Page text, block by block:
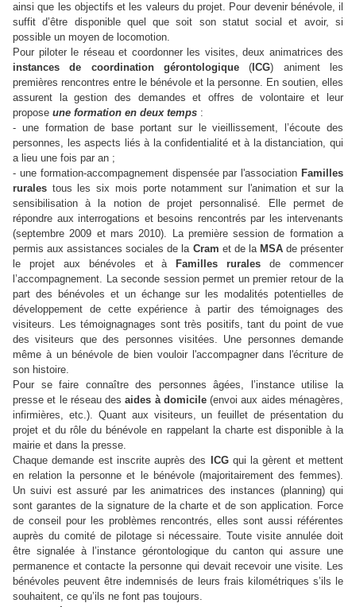
ainsi que les objectifs et les valeurs du projet. Pour devenir bénévole, il
suffit d’être disponible quel que soit son statut social et avoir, si
possible un moyen de locomotion.
Pour piloter le réseau et coordonner les visites, deux animatrices des
instances de coordination gérontologique ( ICG) animent les
premières rencontres entre le bénévole et la personne. En soutien, elles
assurent la gestion des demandes et offres de volontaire et leur
propose une formation en deux temps :
- une formation de base portant sur le vieillissement, l’écoute des
personnes, les aspects liés à la confidentialité et à la distanciation, qui
a lieu une fois par an ;
- une formation-accompagnement dispensée par l'association Familles
rurales tous les six mois porte notamment sur l'animation et sur la
sensibilisation à la notion de projet personnalisé. Elle permet de
répondre aux interrogations et besoins rencontrés par les intervenants
(septembre 2009 et mars 2010). La première session de formation a
permis aux assistances sociales de la Cram et de la MSAde présenter
le projet aux bénévoles et à
Familles rurales de commencer
l’accompagnement. La seconde session permet un premier retour de la
part des bénévoles et un échange sur les modalités potentielles de
développement de cette expérience à partir des témoignages des
visiteurs. Les témoignagnages sont très positifs, tant du point de vue
des visiteurs que des personnes visitées. Une personnes demande
même à un bénévole de bien vouloir l'accompagner dans l'écriture de
son histoire.
Pour se faire connaître des personnes âgées, l’instance utilise la
presse et le réseau desaides à domicile(envoi aux aides ménagères,
infirmières, etc.). Quant aux visiteurs, un feuillet de présentation du
projet et du rôle du bénévole en rappelant la charte est disponible à la
mairie et dans la presse.
Chaque demande est inscrite auprès des
ICGqui la gèrent et mettent
en relation la personne et le bénévole (majoritairement des femmes).
Un suivi est assuré par les animatrices des instances (planning) qui
sont garantes de la signature de la charte et de son application. Force
de conseil pour les problèmes rencontrés, elles sont aussi référentes
auprès du comité de pilotage si nécessaire. Toute visite annulée doit
être signalée à l’instance gérontologique du canton qui assure une
permanence et contacte la personne qui devait recevoir une visite. Les
bénévoles peuvent être indemnisés de leurs frais kilométriques s’ils le
souhaitent, ce qu’ils ne font pas toujours.